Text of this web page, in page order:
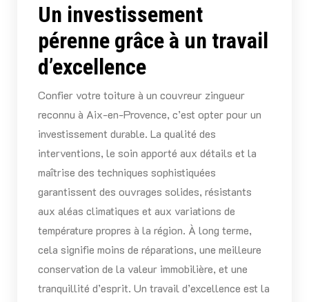
Un investissement
pérenne grâce à un travail
d’excellence
Confier votre toiture à un couvreur zingueur
reconnu à Aix-en-Provence, c’est opter pour un
investissement durable. La qualité des
interventions, le soin apporté aux détails et la
maîtrise des techniques sophistiquées
garantissent des ouvrages solides, résistants
aux aléas climatiques et aux variations de
température propres à la région. À long terme,
cela signifie moins de réparations, une meilleure
conservation de la valeur immobilière, et une
tranquillité d’esprit. Un travail d’excellence est la